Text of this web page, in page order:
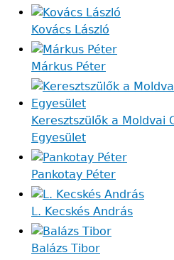
Kovács László
Márkus Péter
Keresztszülők a Moldvai
Egyesület
Pankotay Péter
L. Kecskés András
Balázs Tibor